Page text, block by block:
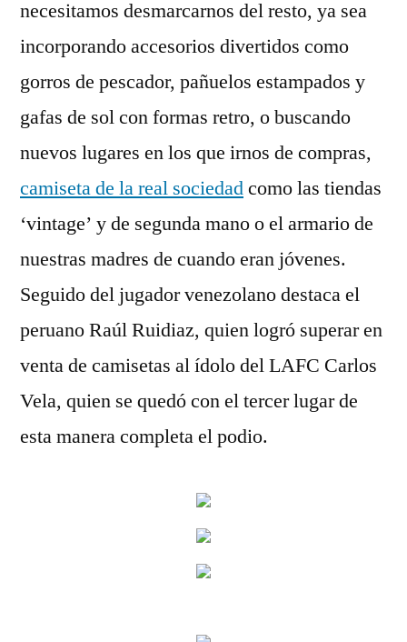
necesitamos desmarcarnos del resto, ya sea
incorporando accesorios divertidos como
gorros de pescador, pañuelos estampados y
gafas de sol con formas retro, o buscando
nuevos lugares en los que irnos de compras,
camiseta de la real sociedadcomo las tiendas
‘vintage’ y de segunda mano o el armario de
nuestras madres de cuando eran jóvenes.
Seguido del jugador venezolano destaca el
peruano Raúl Ruidiaz, quien logró superar en
venta de camisetas al ídolo del LAFC Carlos
Vela, quien se quedó con el tercer lugar de
esta manera completa el podio.